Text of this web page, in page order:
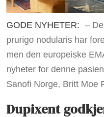
GODE NYHETER: –
prurigo nodularis har
men den europeiske
nyheter for denne
Sanofi Norge, Britt Moe
Dupixent